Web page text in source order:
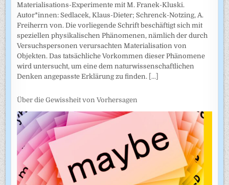
Materialisations-Experimente mit M. Franek-Kluski.
Autor*innen: Sedlacek, Klaus-Dieter; Schrenck-Notzing, A.
Freiherrn von. Die vorliegende Schrift beschäftigt sich mit
speziellen physikalischen Phänomenen, nämlich der durch
Versuchspersonen verursachten Materialisation von
Objekten. Das tatsächliche Vorkommen dieser Phänomene
wird untersucht, um eine dem naturwissenschaftlichen
Denken angepasste Erklärung zu finden. [...]
Über die Gewissheit von Vorhersagen